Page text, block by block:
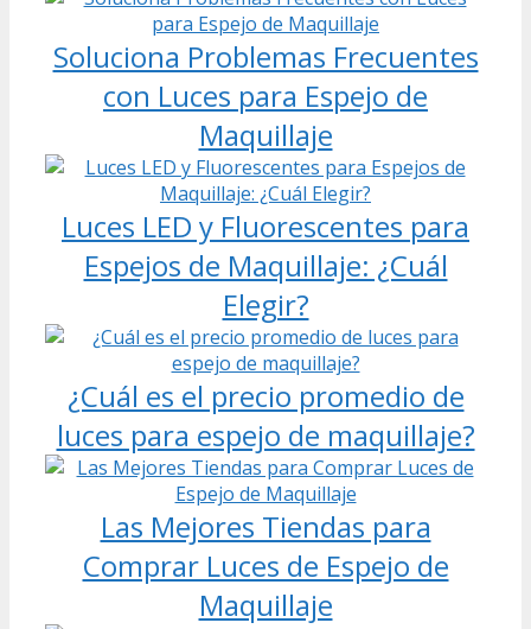
Soluciona Problemas Frecuentes
con Luces para Espejo de
Maquillaje
Luces LED y Fluorescentes para
Espejos de Maquillaje: ¿Cuál
Elegir?
¿Cuál es el precio promedio de
luces para espejo de maquillaje?
Las Mejores Tiendas para
Comprar Luces de Espejo de
Maquillaje